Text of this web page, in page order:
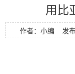
用比
作者：小编 发布